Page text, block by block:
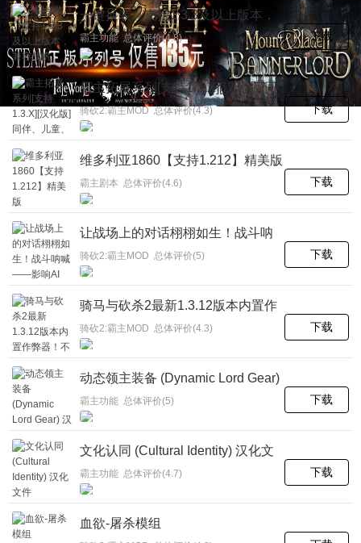
一键换装（支持1.3.3及以上版本，
兼容战帆DLC）
霸主功能 总体评价(4.8) 下载
霸主拓展系列[支持1.3.X][汉化版]同
伴、儿童、定居点、配偶
骑砍2:霸主MOD 总体评价(4.3) 下载
维多利亚1860【支持1.212】精美版
霸主剧本 总体评价(4.6) 下载
让战场上的对话栩栩如生！战斗呐
喊——影响AI
骑砍2:霸主MOD 总体评价(5) 下载
骑马与砍杀2最新1.3.12版本内置作
弊器！不兼容AI效应！
骑砍2:霸主MOD 总体评价(4.3) 下载
动态领主装备 (Dynamic Lord Gear)
汉化文件
霸主功能 总体评价(5) 下载
文化认同 (Cultural Identity) 汉化文
件
霸主功能 总体评价(4.7) 下载
血欲-屠杀模组